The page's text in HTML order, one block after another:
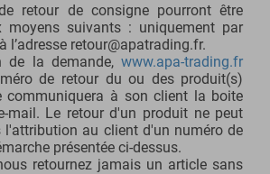
retour de consigne pourront être
moyens suivants : uniquement par
l’adresse retour@apatrading.fr.
de la demande,www.apa-trading.fr
de retour du ou des produit(s)
communiquera à son client la boite
mail. Le retour d'un produit ne peut
l'attribution au client d'un numéro de
présentée ci-dessus.
retournez jamais un article sans